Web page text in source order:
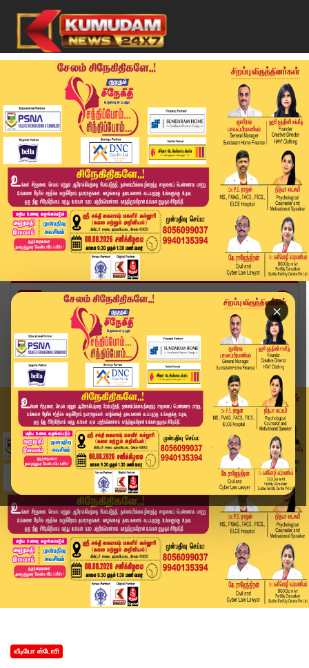
×
Home
வீடியோ ஸ்டோரி
5 வருடம் த.வே.க ஆட்சியமைக்க நாங்கள் உறுதியளிப்ப...
வீடியோ ஸ்டோரி